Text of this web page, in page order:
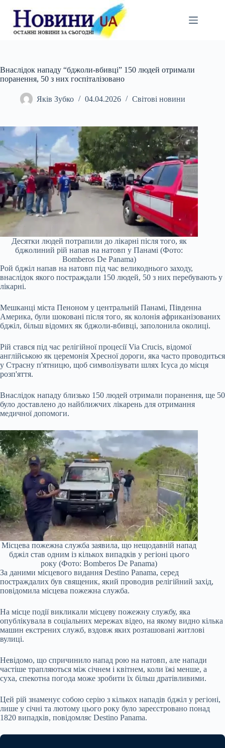
вмісту
Внаслідок нападу “бджоли-вбивці” 150 людей отримали
поранення, 50 з них госпіталізовано
Яків Зубко 04.04.2026 Світові новини
Десятки людей потрапили до лікарні після того, як
бджолиний рій напав на натовп у Панамі (Фото:
Bomberos De Panama)
Рой бджіл напав на натовп під час великоднього заходу,
внаслідок якого постраждали 150 людей, 50 з них перебувають у
лікарні.
Мешканці міста Пеноном у центральній Панамі, Південна
Америка, були шоковані після того, як колонія африканізованих
бджіл, більш відомих як бджоли-вбивці, заполонила околиці.
Рій стався під час релігійної процесії Via Crucis, відомої
англійською як церемонія Хресної дороги, яка часто проводиться
у Страсну п'ятницю, щоб символізувати шлях Ісуса до місця
розп'яття.
Внаслідок нападу близько 150 людей отримали поранення, ще 50
було доставлено до найближчих лікарень для отримання
медичної допомоги.
Місцева пожежна служба заявила, що нещодавній напад
бджіл став одним із кількох випадків у регіоні цього
року (Фото: Bomberos De Panama)
За даними місцевого видання Destino Panama, серед
постраждалих був священик, який проводив релігійний захід,
повідомила місцева пожежна служба.
На місце події викликали місцеву пожежну службу, яка
опублікувала в соціальних мережах відео, на якому видно кілька
машин екстрених служб, вздовж яких розташовані житлові
вулиці.
Невідомо, що спричинило напад рою на натовп, але напади
частіше трапляються між січнем і квітнем, коли їжі менше, а
суха, спекотна погода може зробити їх більш дратівливими.
Цей рій знаменує собою серію з кількох нападів бджіл у регіоні,
лише у січні та лютому цього року було зареєстровано понад
1820 випадків, повідомляє Destino Panama.